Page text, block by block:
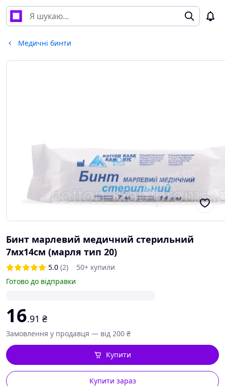
Медичні бинти
Бинт марлевий медичний стерильний
7мх14см (марля тип 20)
5.0 (2)
50+ купили
Готово до відправки
16.91 ₴
Замовлення у продавця — від 200 ₴
Купити зараз
Купити